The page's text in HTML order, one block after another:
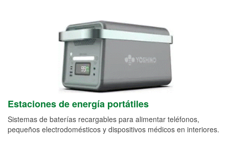
Estaciones de energía portátiles
Sistemas de baterías recargables para alimentar teléfonos,
pequeños electrodomésticos y dispositivos médicos en interiores.